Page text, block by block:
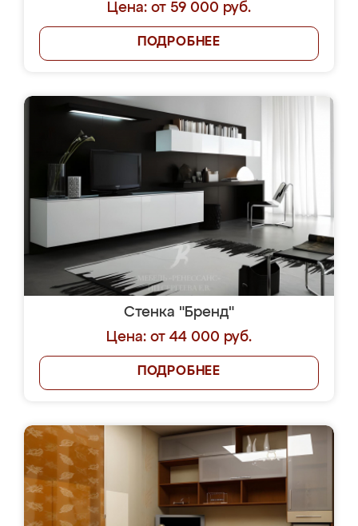
Цена: от 59 000 руб.
ПОДРОБНЕЕ
Стенка "Бренд"
Цена: от 44 000 руб.
ПОДРОБНЕЕ